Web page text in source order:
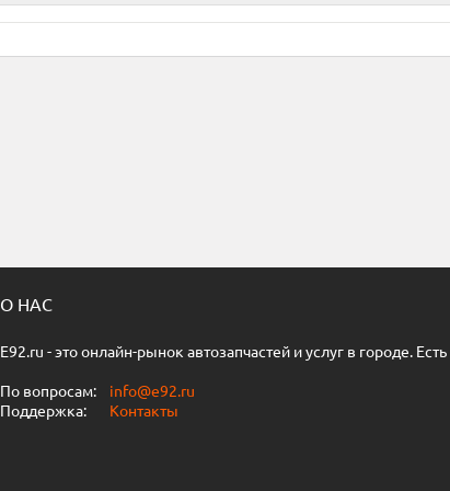
О НАС
E92.ru - это онлайн-рынок автозапчастей и услуг в городе.
По вопросам: info@e92.ru
Поддержка: Контакты